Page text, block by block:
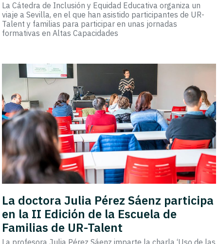
La Cátedra de Inclusión y Equidad Educativa organiza un
viaje a Sevilla, en el que han asistido participantes de UR-
Talent y familias para participar en unas jornadas
formativas en Altas Capacidades
La doctora Julia Pérez Sáenz participa
en la II Edición de la Escuela de
Familias de UR-Talent
La profesora Julia Pérez Sáenz imparte la charla ‘Uso de las